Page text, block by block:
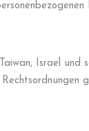
Israel